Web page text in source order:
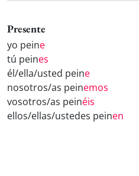
Presente
yo peine
tú peines
él/ella/usted peine
nosotros/as peinemos
vosotros/as peinéis
ellos/ellas/ustedes peinen